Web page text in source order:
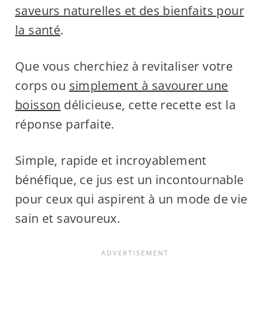
saveurs naturelles et des bienfaits pour
la santé.
Que vous cherchiez à revitaliser votre
corps ou simplement à savourer une
boisson délicieuse, cette recette est la
réponse parfaite.
Simple, rapide et incroyablement
bénéfique, ce jus est un incontournable
pour ceux qui aspirent à un mode de vie
sain et savoureux.